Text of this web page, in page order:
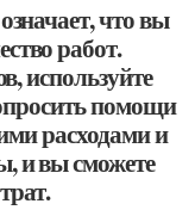
что вы
работ.
используйте
помощи
расходами и
и вы сможете